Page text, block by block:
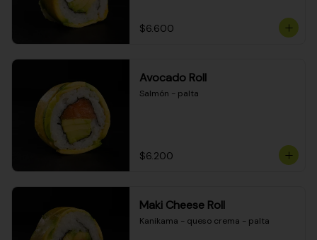
$6.600
Avocado Roll
Salmón - palta
$6.200
Maki Cheese Roll
Kanikama - queso crema - palta